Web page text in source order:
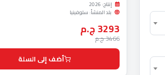
إنتاج: 2026
بلد المنشأ: سلوفينيا
3293 ج.م
3466 ج.م
أضف إلى السلة